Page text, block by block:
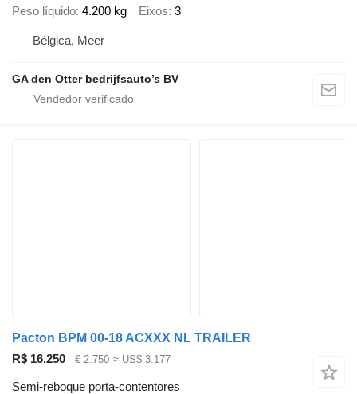
Peso líquido 4.200 kg Eixos 3
Bélgica, Meer
GA den Otter bedrijfsauto’s BV
Pacton BPM 00-18 ACXXX NL TRAILER
R$ 16.250
€ 2.750 ≈ US$ 3.177
Semi-reboque porta-contentores